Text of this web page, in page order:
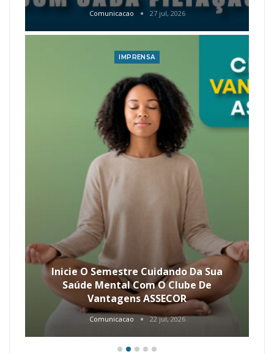
Comunicacao 27 jul, 2026
IMPRENSA
Inicie O Semestre Cuidando Da Sua
Saúde Mental Com O Clube De
Vantagens ASSECOR
Comunicacao 22 jul, 2026